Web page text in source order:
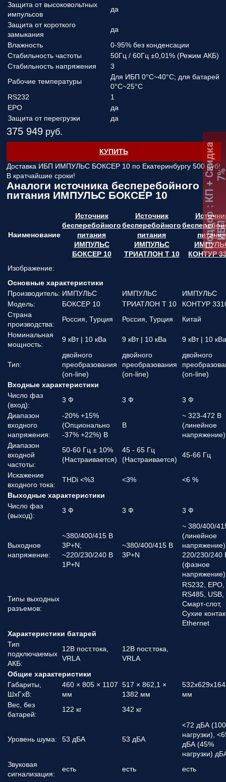
Защита от высоковольтных
импульсов
да
Защита от короткого
замыкания
да
Влажность
0-95% без конденсации
Стабильность частоты
50Гц / 60Гц ±0,01% (Режим АКБ)
Стабильность напряжения
3
Рабочие температуры
Для ИБП 0°C~40°C; для батарей
0°C~25°C
RS232
1
EPO
да
Защита от перегрузки
да
375 949 руб.
КУПИТЬ
Доставка ИБП ИМПУЛЬС БОКСЕР 10 по Екатеринбургу 500 руб!
В кратчайшие сроки!
Аналоги источника бесперебойного
питания ИМПУЛЬС БОКСЕР 10
Наименование
Источник
бесперебойного
питания
ИМПУЛЬС
БОКСЕР 10
Источник
бесперебойного
питания
ИМПУЛЬС
ТРИАТЛОН Т 10
питания
КОНТУР
Изображение:
Основные характеристики
Производитель: ИМПУЛЬС ИМПУЛЬС
ИМПУЛЬС
Модель:
БОКСЕР 10 ТРИАТЛОН Т 10
КОНТУР
Страна
производства:
Россия, Турция Россия, Турция
Китай
Номинальная
мощность:
9 кВт | 10 кВа 9 кВт | 10 кВа 9 кВт | 10 кВа
Тип:
двойного
преобразования
(on-line)
двойного
преобразования
(on-line)
двойного
(on-line)
Входные характеристики
Число фаз
(вход):
3 Ф 3 Ф
3 Ф
Диапазон
входного
напряжения:
-20% +15%
(Опционально
-37% +22%) В
В
~ 323-472 В
(линейное
напряжение)
Диапазон
входной
частоты:
50-60 Гц ± 10%
(Настраивается)
45 - 65 Гц
(Настраивается)
45-66 Гц
Искажение
входного тока:
THDi <%3 <3%
<6 %
Выходные характеристики
Число фаз
(выход):
3 Ф 3 Ф 3 Ф
Выходное
напряжение:
~380/400/415 В
3P+N;
~220/230/240 В
1P+N
~380/400/415 В
3P+N
~ 380/400/
(линейное
220/230/240
(фазное
напряжение)
Типы выходных
разъемов:
RS232, EPO,
RS485, USB,
Смарт-слот,
Сухие
Ethernet
Характеристики батарей
Тип
подключаемых
АКБ:
12В пост.тока,
VRLA
12В пост.тока,
VRLA
Общие характеристики
Габариты,
ШхГхВ:
460 × 805 × 1107
мм
517 × 862,1 ×
1382 мм
мм
Вес, без
батарей:
122 кг 342 кг
Уровень шума: 53 дБА 53 дБА
<72 дБА
нагрузки),
дБА (45%
нагрузки)
Звуковая
сигнализация:
есть есть
есть
Подбор
:
К
П
+
С
к
и
д
к
а
7